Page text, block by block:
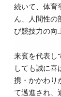
続いて、体育
ん、人間性の
び競技力の向
来賓を代表し
しても誠に
携・かかわり
て邁進され、